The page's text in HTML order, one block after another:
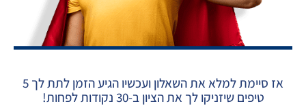
אז סיימת למלא את השאלון ועכשיו הגיע הזמן לתת לך 5
טיפים שיזניקו לך את הציון ב-30 נקודות לפחות!